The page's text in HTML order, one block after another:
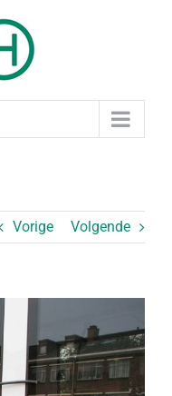
Vorige Volgende